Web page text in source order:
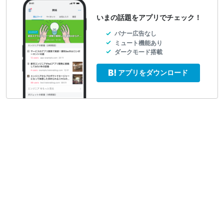
いまの話題をアプリでチェック！
バナー広告なし
ミュート機能あり
ダークモード搭載
アプリをダウンロード